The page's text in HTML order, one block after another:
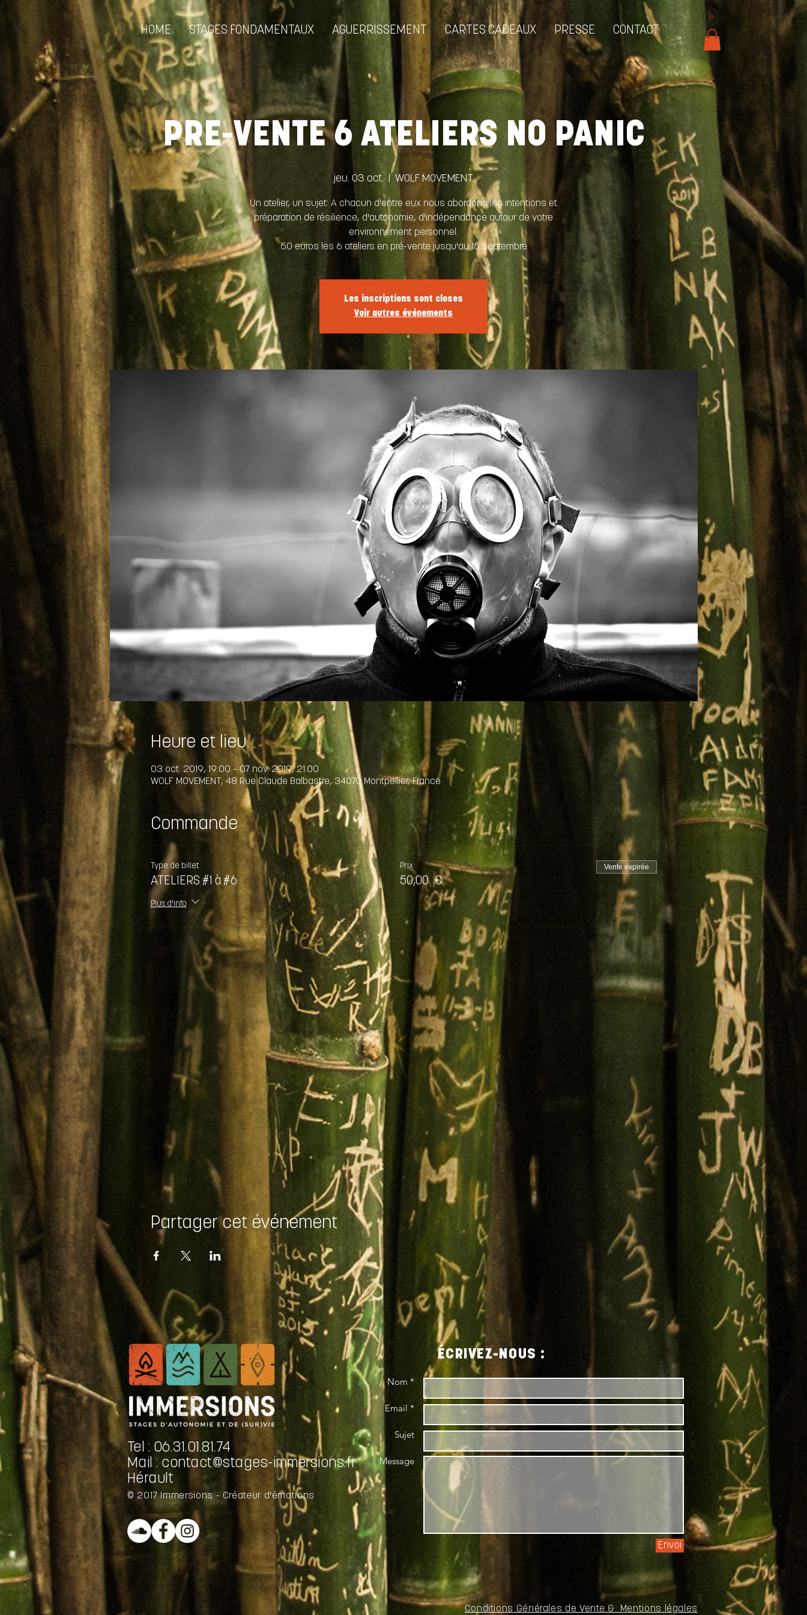
HOME STAGES FONDAMENTAUX AGUERRISSEMENT CARTES CADEAUX PRESSE CONTACT
PRE-VENTE 6 ATELIERS NO PANIC
jeu. 03 oct.
  |
WOLF MOVEMENT
Un atelier, un sujet: A chacun d'entre eux nous abordons les intentions et
préparation de résilience, d'autonomie, d'indépendance autour de votre
environnement personnel.
50 euros les 6 ateliers en pré-vente jusqu'au 15 septembre
Les inscriptions sont closes
Voir autres événements
Heure et lieu
03 oct. 2019, 19:00 – 07 nov. 2019, 21:00
WOLF MOVEMENT, 48 Rue Claude Balbastre, 34070 Montpellier, France
Commande
Type de billet
ATELIERS #1 à #6
Plus d'info
Prix
50,00 €
Vente expirée
Partager cet événement
ÉCRIVEZ-NOUS :
Tel : 06.31.01.81.74
Mail : contact@stages-immersions.fr
Hérault
© 2017 Immersions - Créateur d'émotions
Nom *
Email *
Sujet
Message
Envoi
Conditions Générales de Vente & Mentions légales